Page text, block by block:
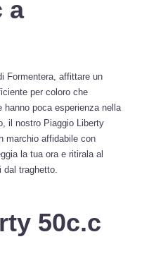
a
Formentera, affittare un
per coloro che
poca esperienza nella
il nostro Piaggio Liberty
marchio affidabile con
la tua ora e ritirala al
dal traghetto.
50c.c